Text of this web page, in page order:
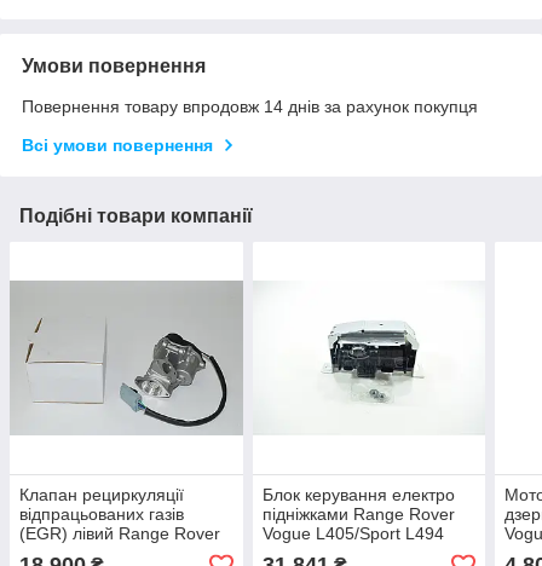
Умови повернення
Повернення товару впродовж 14 днів за рахунок покупця
Всі умови повернення
Подібні товари компанії
Клапан рециркуляції
відпрацьованих газів
(EGR) лівий Range Rover
Vogue L322/Sport L320
Блок керування електро
підніжками Range Rover
Vogue L405/Sport L494
Новий Оригінальний